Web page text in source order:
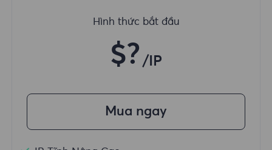
Hình thức bắt đầu
$? /IP
Mua ngay